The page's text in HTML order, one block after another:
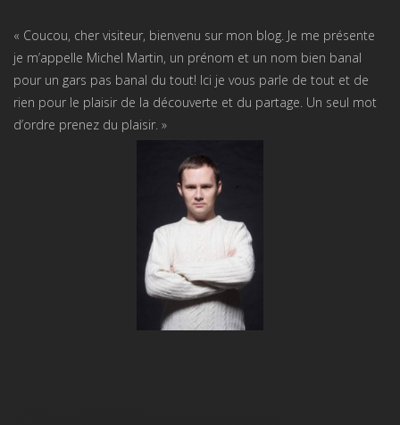
« Coucou, cher visiteur, bienvenu sur mon blog. Je me présente
je m’appelle Michel Martin, un prénom et un nom bien banal
pour un gars pas banal du tout! Ici je vous parle de tout et de
rien pour le plaisir de la découverte et du partage. Un seul mot
d’ordre prenez du plaisir. »